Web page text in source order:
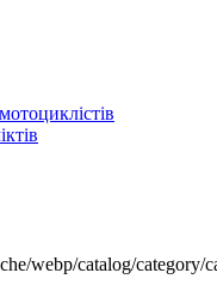
webp/catalog/category/